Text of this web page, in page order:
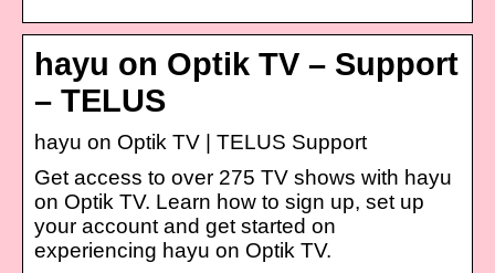
hayu on Optik TV – Support
– TELUS
hayu on Optik TV | TELUS Support
Get access to over 275 TV shows with hayu
on Optik TV. Learn how to sign up, set up
your account and get started on
experiencing hayu on Optik TV.